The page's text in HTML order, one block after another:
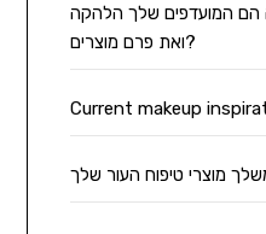
הם המועדפים שלך הלהקה
ואת פרם מוצרים?
Current makeup